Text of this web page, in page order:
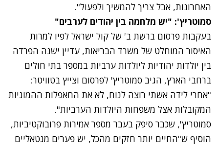
האחרונות, אבל צריך להמשיך ולפעול".
סמוטריץ': "יש מלחמה בין יהודים לערבים"
בעקבות פרסום ברשת ב' של קול ישראל לפיו למרות
האיסור המוחלט של משרד הבריאות, עדיין ישנה הפרדה
בין יולדות יהודיות ליולדות ערביות במספר בתי חולים
ברחבי הארץ, הגיב סמוטריץ' לפרסום וצייץ בטוויטר:
"אחרי לידה אשתי רוצה לנוח, לא את החאפלות ההמוניות
המקובלות אצל משפחות היולדות הערביות".
סמוטריץ', שכבר סיפק בעבר מספר אמירות פרובוקטיביות,
הוסיף ש"החיים יותר חזקים מהכל, יש פערים מנטאליים